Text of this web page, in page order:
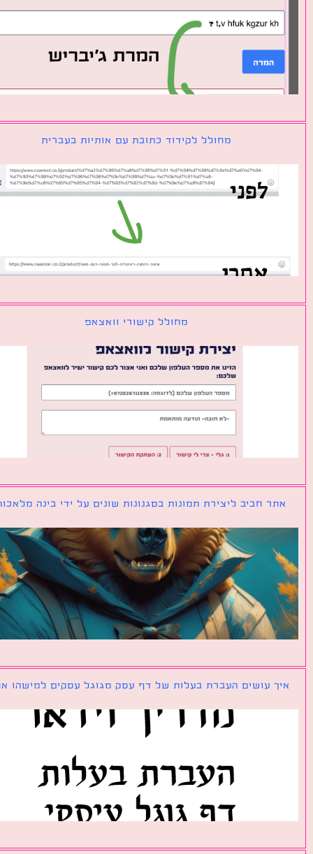
מחולל לקידוד כתובת עם אותיות בעברית
מחולל קישורי וואצאפ
חביב ליצירת תמונות בסגנונות שונים על ידי בינה מלאכותית
עושים העברת בעלות של דף עסק מגוגל עסקים למישהו אחר?